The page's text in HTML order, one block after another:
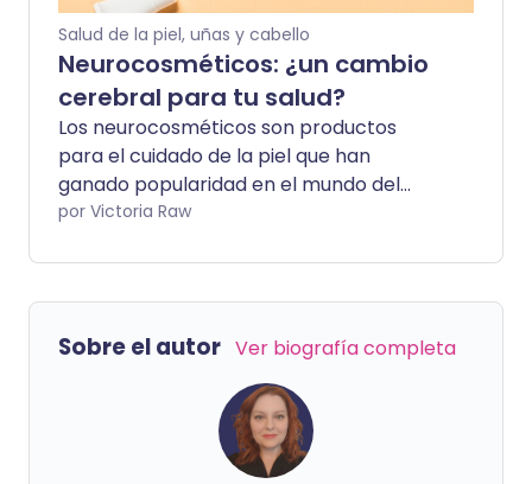
pueden hacer más daño que bien para tu
salud.
Salud de la piel, uñas y cabello
Neurocosméticos: ¿un cambio
cerebral para tu salud?
Los neurocosméticos son productos
para el cuidado de la piel que han
ganado popularidad en el mundo del
bienestar por su supuesta capacidad
interactuar con el sistema nervioso de tu
piel, estos productos afirman afectar
emocional. Para los entusiastas de la
belleza, esto podría sonar como la fusión
definitiva entre el cuidado de la piel y el
autocuidado, pero ¿es demasiado bueno
para ser verdad? Veamos qué tiene que
por Victoria Raw
Sobre el autor Ver biografía completa